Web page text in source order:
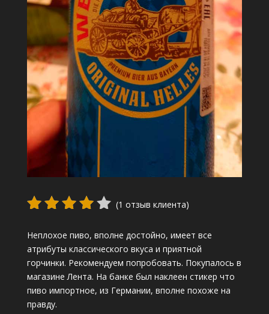
4.00из
5 на
основе
опроса
пользов
ателя
(1 отзыв клиента)
Неплохое пиво, вполне достойно, имеет все
атрибуты классического вкуса и приятной
горчинки. Рекомендуем попробовать. Покупалось в
магазине Лента. На банке был наклеен стикер что
пиво импортное, из Германии, вполне похоже на
правду.